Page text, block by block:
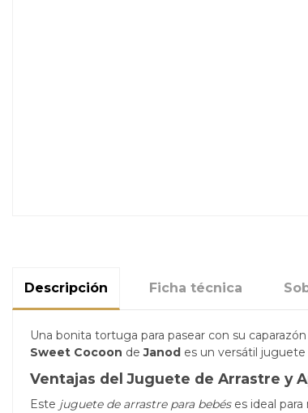
Descripción Ficha técnica
Una bonita tortuga para pasear con su
Sweet Cocoon de Janod es un versátil juguete
Ventajas del Juguete de Arrastre y
Este juguete de arrastre para bebéses ideal para